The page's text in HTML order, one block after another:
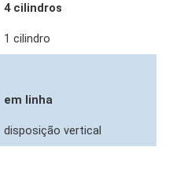
4 cilindros
1 cilindro
em linha
disposição vertical